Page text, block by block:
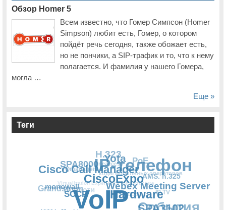
Обзор Homer 5
Всем известно, что Гомер Симпсон (Homer
Simpson) любит есть, Гомер, о котором
пойдёт речь сегодня, также обожает есть,
но не пончики, а SIP-трафик и то, что к нему
полагается. И фамилия у нашего Гомера,
могла …
Еще »
Теги